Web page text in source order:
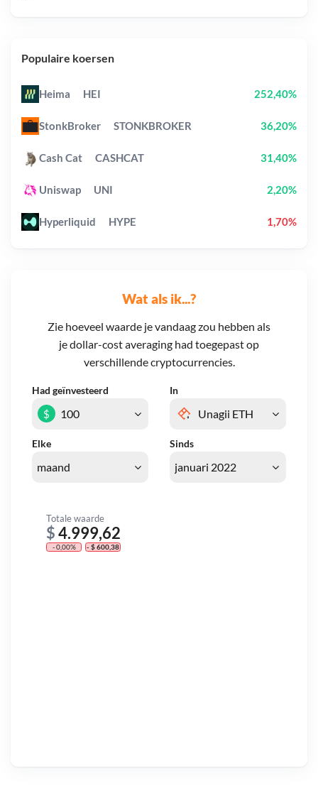
Wat als ik...?
Zie hoeveel waarde je vandaag zou hebben als
je dollar-cost averaging had toegepast op
verschillende cryptocurrencies.
Had geïnvesteerd In
Elke Sinds
$
Totale waarde
$4.999,62
- 0,00% - $ 600,38
Populaire koersen
Heima HEI 252,40%
StonkBroker STONKBROKER 36,20%
Cash Cat CASHCAT 31,40%
Uniswap UNI 2,20%
Hyperliquid HYPE 1,70%